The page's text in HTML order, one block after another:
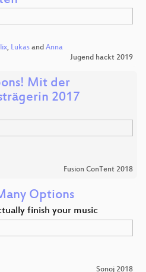
, Lukas and Anna
Jugend hackt 2019
Mit der
2017
Fusion ConTent 2018
Options
finish your music
Sonoj 2018